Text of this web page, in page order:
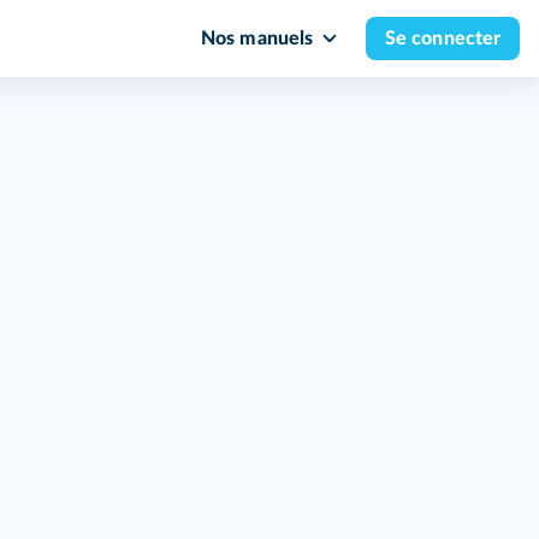
Nos manuels Se connecter